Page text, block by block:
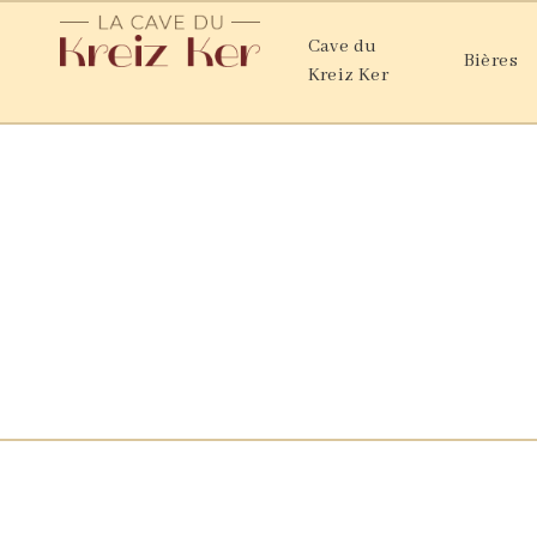
Cave du
Kreiz Ker
Bières